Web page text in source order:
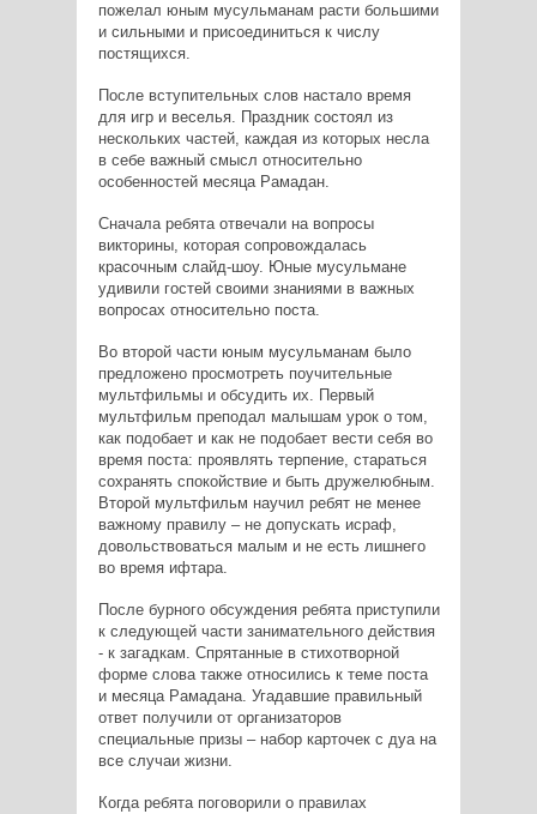
пожелал юным мусульманам расти большими
и сильными и присоединиться к числу
постящихся.
После вступительных слов настало время
для игр и веселья. Праздник состоял из
нескольких частей, каждая из которых несла
в себе важный смысл относительно
особенностей месяца Рамадан.
Сначала ребята отвечали на вопросы
викторины, которая сопровождалась
красочным слайд-шоу. Юные мусульмане
удивили гостей своими знаниями в важных
вопросах относительно поста.
Во второй части юным мусульманам было
предложено просмотреть поучительные
мультфильмы и обсудить их. Первый
мультфильм преподал малышам урок о том,
как подобает и как не подобает вести себя во
время поста: проявлять терпение, стараться
сохранять спокойствие и быть дружелюбным.
Второй мультфильм научил ребят не менее
важному правилу – не допускать исраф,
довольствоваться малым и не есть лишнего
во время ифтара.
После бурного обсуждения ребята приступили
к следующей части занимательного действия
- к загадкам. Спрятанные в стихотворной
форме слова также относились к теме поста
и месяца Рамадана. Угадавшие правильный
ответ получили от организаторов
специальные призы – набор карточек с дуа на
все случаи жизни.
Когда ребята поговорили о правилах